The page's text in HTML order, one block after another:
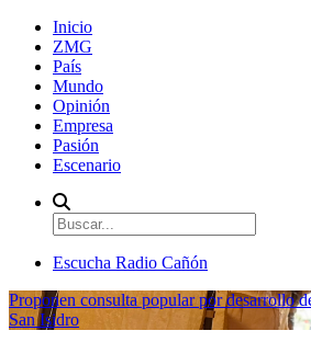
Inicio
ZMG
País
Mundo
Opinión
Empresa
Pasión
Escenario
Escucha Radio Cañón
Proponen consulta popular por desarrollo
San Isidro